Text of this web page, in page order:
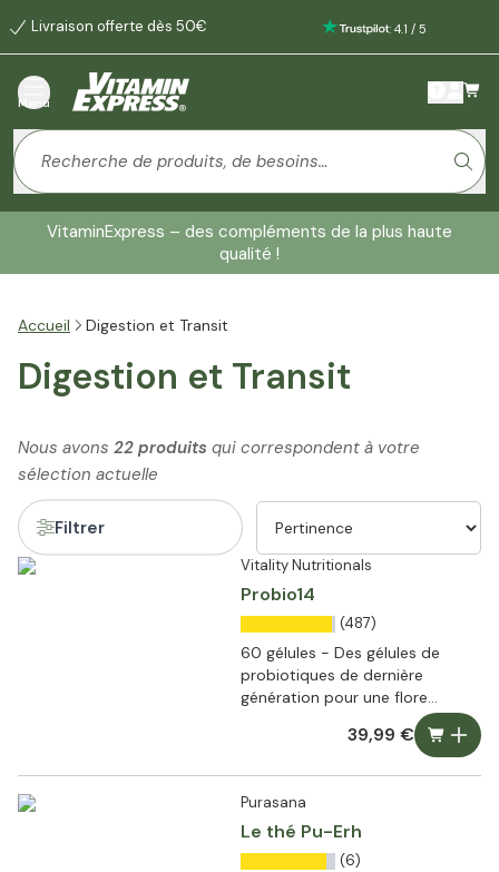
Livraison offerte dès 50€ : 4.1 / 5
Menu
VitaminExpress – des compléments de la plus haute
qualité !
Accueil Digestion et Transit
Digestion et Transit
Nous avons 22 produits qui correspondent à votre
sélection actuelle
Filtrer
Vitality Nutritionals
Probio14
(487)
60 gélules - Des gélules de
probiotiques de dernière
génération pour une flore
39,99 €
Purasana
Le thé Pu-Erh
(6)